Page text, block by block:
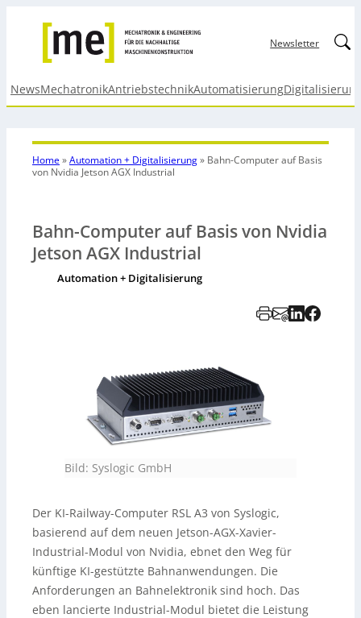
Newsletter
NewsMechatronikAntriebstechnikAutomatisierung
Home»Automation + Digitalisierung» Bahn-Computer auf Basis
von Nvidia Jetson AGX Industrial
Bahn-Computer auf Basis von Nvidia
Jetson AGX Industrial
Automation + Digitalisierung
Bild: Syslogic GmbH
Der KI-Railway-Computer RSL A3 von Syslogic,
basierend auf dem neuen Jetson-AGX-Xavier-
Industrial-Modul von Nvidia, ebnet den Weg für
künftige KI-gestützte Bahnanwendungen. Die
Anforderungen an Bahnelektronik sind hoch. Das
eben lancierte Industrial-Modul bietet die Leistung